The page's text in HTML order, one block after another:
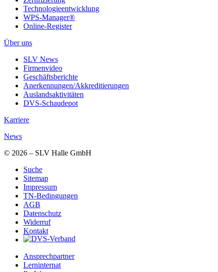
Technologieentwicklung
WPS-Manager®
Online-Register
Über uns
SLV News
Firmenvideo
Geschäftsberichte
Anerkennungen/Akkreditierungen
Auslandsaktivitäten
DVS-Schaudepot
Karriere
News
© 2026 – SLV Halle GmbH
Suche
Sitemap
Impressum
TN-Bedingungen
AGB
Datenschutz
Widerruf
Kontakt
Ansprechpartner
Lerninternat